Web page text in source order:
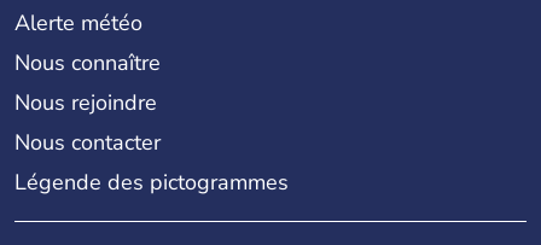
Alerte météo
Nous connaître
Nous rejoindre
Nous contacter
Légende des pictogrammes